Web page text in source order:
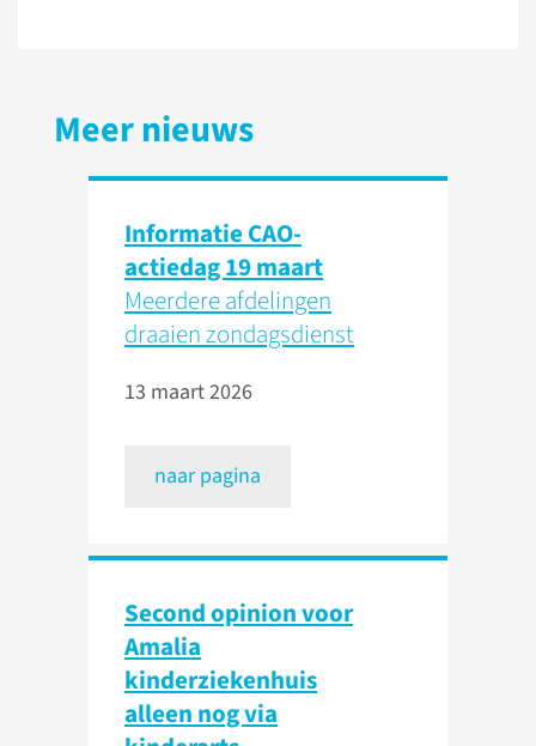
Meer nieuws
Informatie CAO-
actiedag 19 maart
Meerdere afdelingen
draaien zondagsdienst
13 maart 2026
naar pagina
Second opinion voor
Amalia
kinderziekenhuis
alleen nog via